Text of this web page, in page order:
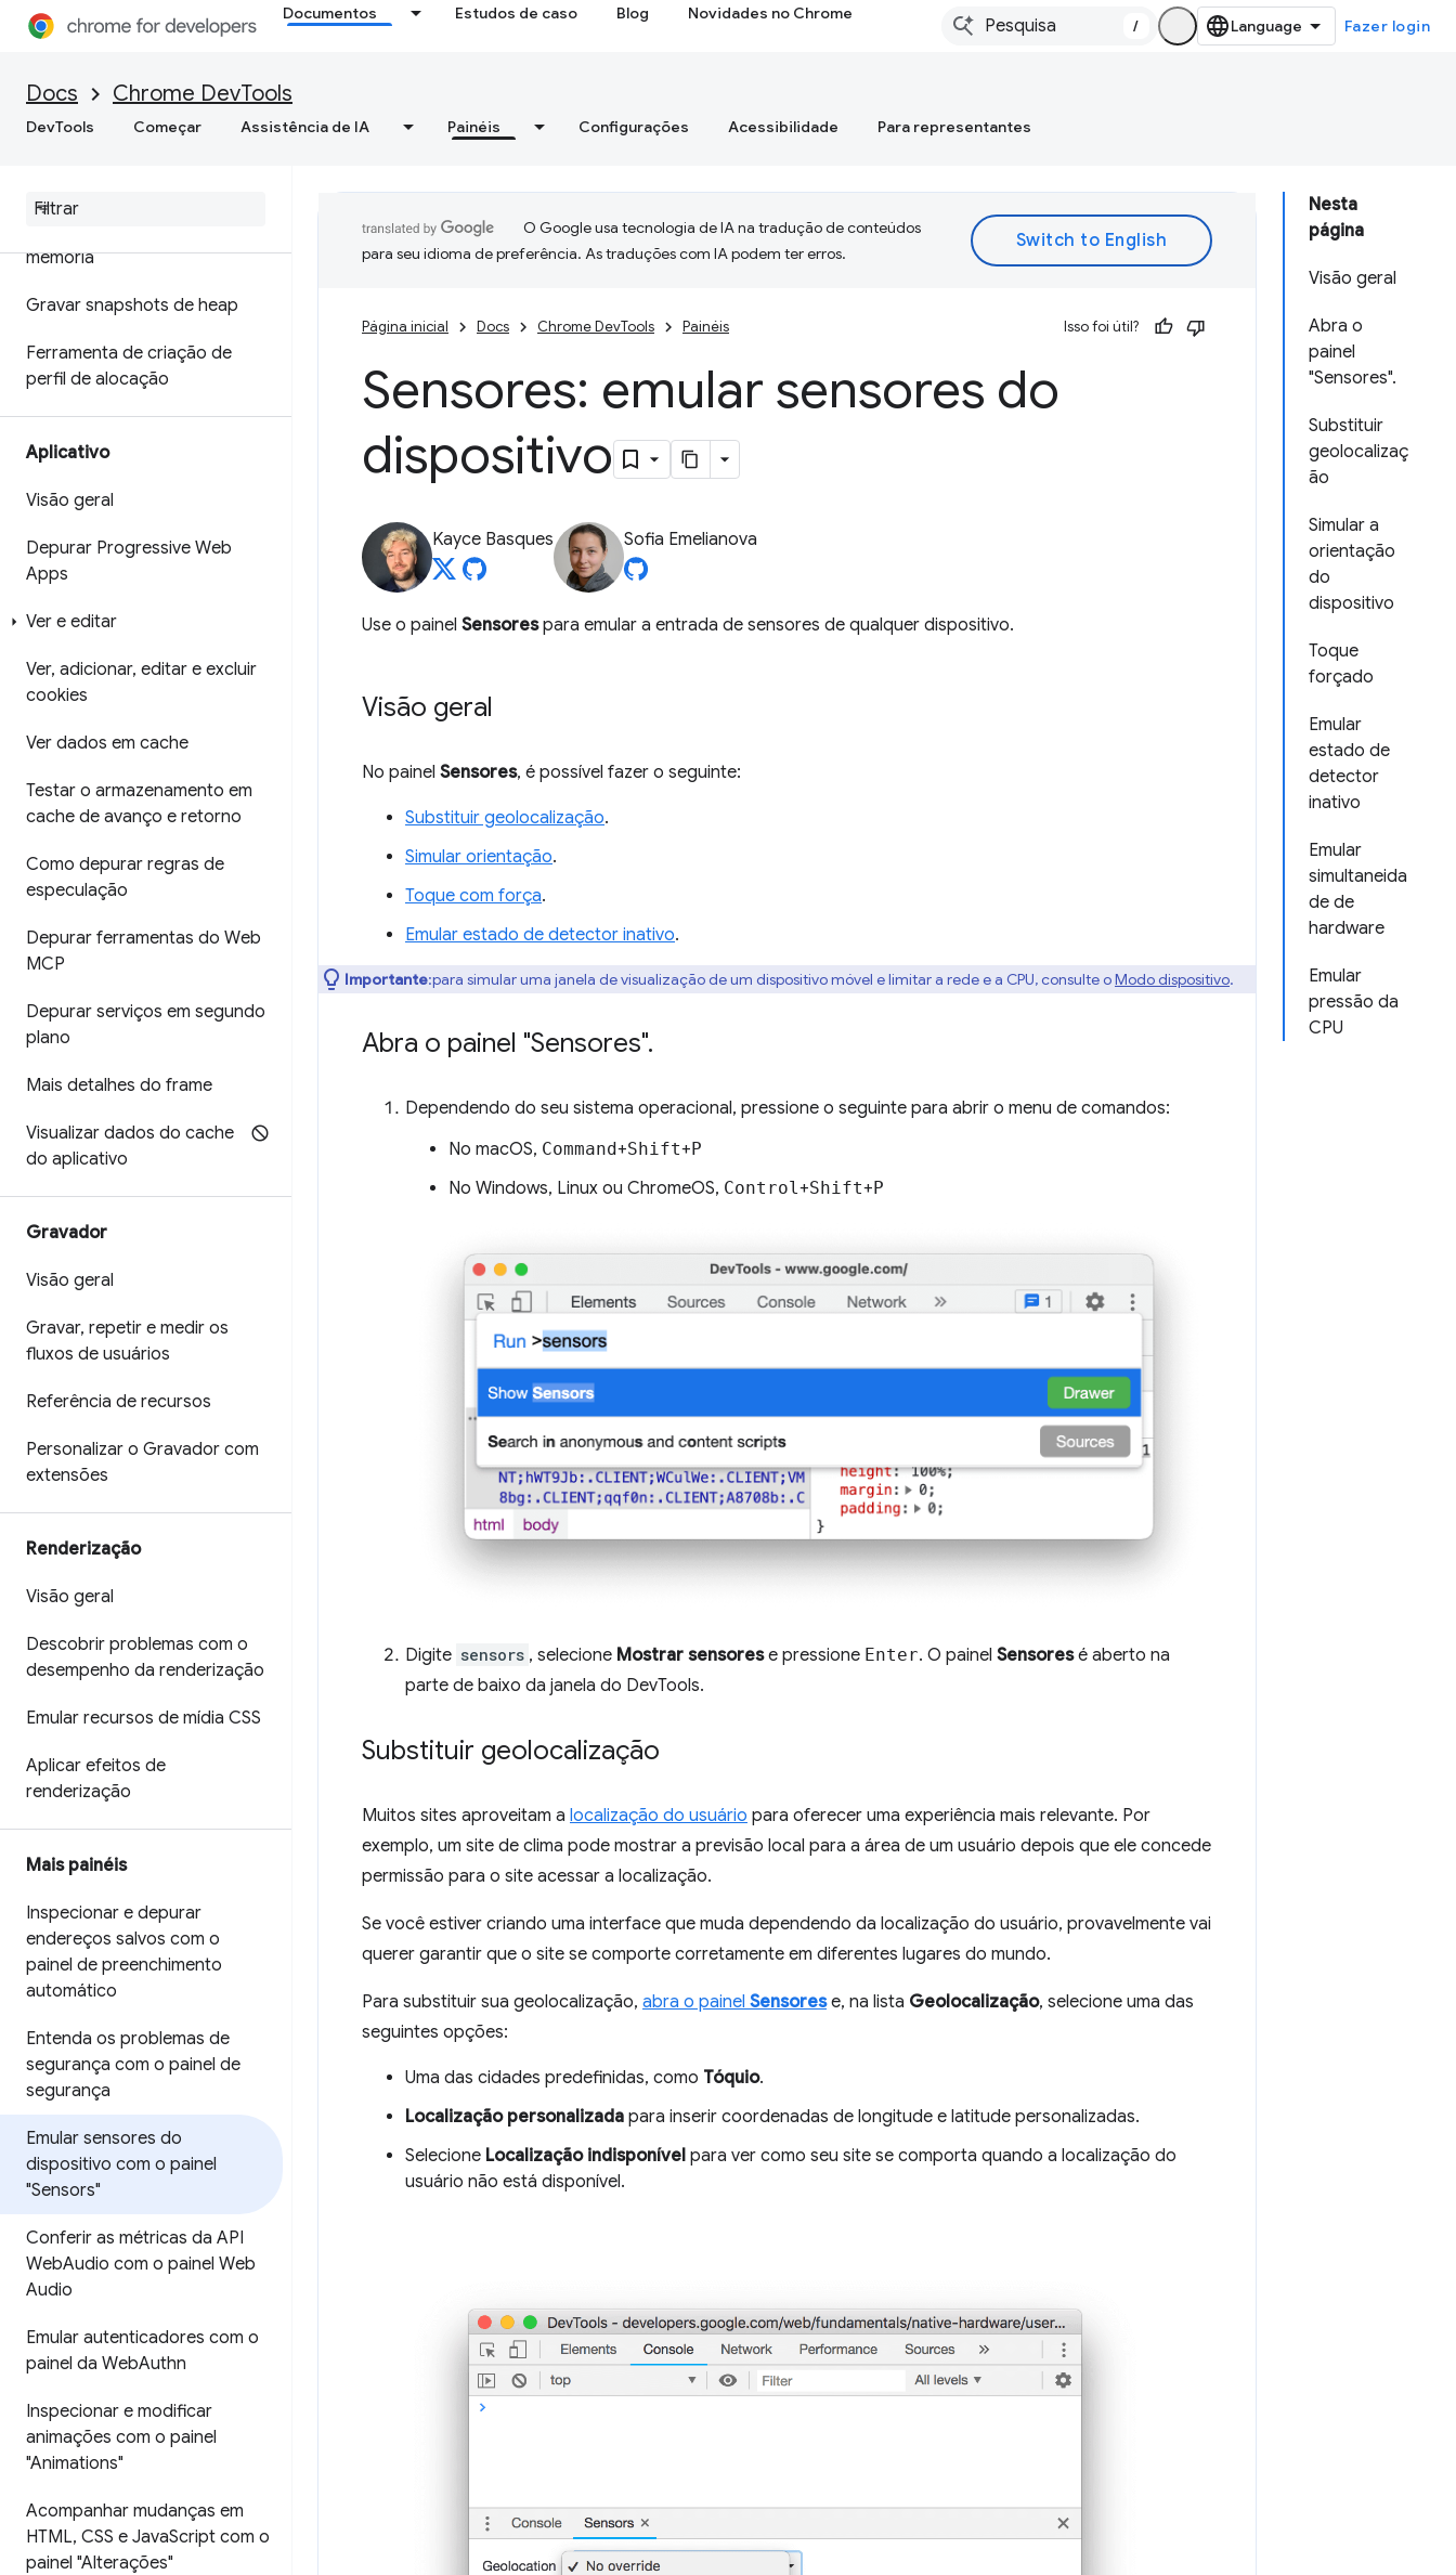
Documentos Estudos de caso Blog Novidades no Chrome
/ Fazer login
Docs Chrome DevTools
DevTools Começar Assistência de IA Painéis Configurações Acessibilidade Para representantes
Otimizar a velocidade da Web
Memória
Visão geral
memória
Gravar snapshots de heap
Ferramenta de criação de
perfil de alocação
Aplicativo
Visão geral
Depurar Progressive Web
Apps
Ver e editar
Ver, adicionar, editar e excluir
cookies
Ver dados em cache
Testar o armazenamento em
cache de avanço e retorno
Como depurar regras de
especulação
Depurar ferramentas do Web
MCP
Depurar serviços em segundo
plano
Mais detalhes do frame
Visualizar dados do cache
do aplicativo
Gravador
Visão geral
Gravar, repetir e medir os
fluxos de usuários
Referência de recursos
Personalizar o Gravador com
extensões
Renderização
Visão geral
Descobrir problemas com o
desempenho da renderização
Emular recursos de mídia CSS
Aplicar efeitos de
renderização
Mais painéis
Inspecionar e depurar
endereços salvos com o
painel de preenchimento
automático
Entenda os problemas de
segurança com o painel de
segurança
Emular sensores do
dispositivo com o painel
"Sensors"
Conferir as métricas da API
WebAudio com o painel Web
Audio
Emular autenticadores com o
painel da WebAuthn
Inspecionar e modificar
animações com o painel
"Animations"
Acompanhar mudanças em
HTML, CSS e JavaScript com o
painel "Alterações"
Nesta
página
Visão geral
Abra o
painel
"Sensores".
Substituir
geolocalizaç
ão
Simular a
orientação
do
dispositivo
Toque
forçado
Emular
estado de
detector
inativo
Emular
simultaneida
de de
hardware
Emular
pressão da
CPU
O Google usa tecnologia de IA na tradução de conteúdos
para seu idioma de preferência. As traduções com IA podem ter erros.
Página inicial Docs Chrome DevTools Painéis Isso foi útil?
Sensores: emular sensores do
dispositivo
Kayce Basques Sofia Emelianova
Use o painel Sensorespara emular a entrada de sensores de qualquer dispositivo.
Visão geral
No painel Sensores, é possível fazer o seguinte:
Substituir geolocalização.
Simular orientação.
Toque com força.
Emular estado de detector inativo.
Importante:para simular uma janela de visualização de um dispositivo móvel e limitar a rede e a CPU, consulte oModo dispositivo.
Abra o painel "Sensores".
Dependendo do seu sistema operacional, pressione o seguinte para abrir o menu de comandos:
No macOS, Command+Shift+P
No Windows, Linux ou ChromeOS, Control+Shift+P
Digite sensors , selecione Mostrar sensorese pressione Enter. O painel Sensoresé aberto na
parte de baixo da janela do DevTools.
Substituir geolocalização
Muitos sites aproveitam a localização do usuário para oferecer uma experiência mais relevante. Por
exemplo, um site de clima pode mostrar a previsão local para a área de um usuário depois que ele concede
permissão para o site acessar a localização.
Se você estiver criando uma interface que muda dependendo da localização do usuário, provavelmente vai
querer garantir que o site se comporte corretamente em diferentes lugares do mundo.
Para substituir sua geolocalização, abra o painel Sensorese, na lista Geolocalização, selecione uma das
seguintes opções:
Uma das cidades predefinidas, como Tóquio.
Localização personalizada para inserir coordenadas de longitude e latitude personalizadas.
Selecione Localização indisponível para ver como seu site se comporta quando a localização do
usuário não está disponível.